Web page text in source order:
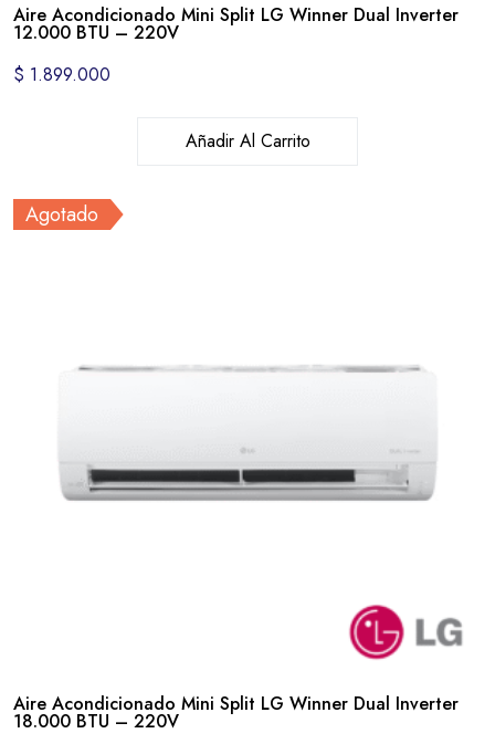
Aire Acondicionado Mini Split LG Winner Dual Inverter
12.000 BTU – 220V
$ 1.899.000
Añadir Al Carrito
Agotado
Aire Acondicionado Mini Split LG Winner Dual Inverter
18.000 BTU – 220V